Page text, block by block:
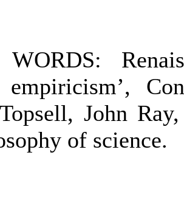
empiricism’,
John
of science.